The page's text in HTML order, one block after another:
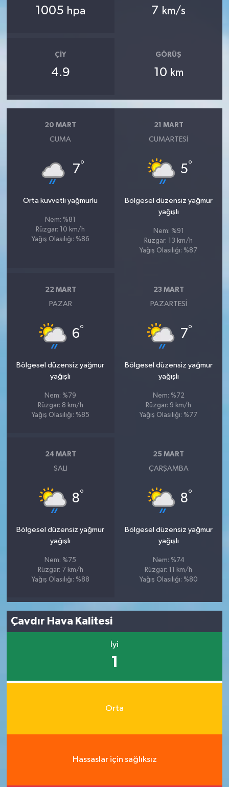
1005 hpa 7 km/s
ÇIY
4.9
GÖRÜŞ
10 km
20 MART
CUMA
7°
Orta kuvvetli yağmurlu
Nem: %81
Rüzgar: 10 km/h
Yağış Olasılığı: %86
21 MART
CUMARTESI
5°
Bölgesel düzensiz yağmur
yağışlı
Nem: %91
Rüzgar: 13 km/h
Yağış Olasılığı: %87
22 MART
PAZAR
6°
Bölgesel düzensiz yağmur
yağışlı
Nem: %79
Rüzgar: 8 km/h
Yağış Olasılığı: %85
23 MART
PAZARTESI
7°
Bölgesel düzensiz yağmur
yağışlı
Nem: %72
Rüzgar: 9 km/h
Yağış Olasılığı: %77
24 MART
SALI
8°
Bölgesel düzensiz yağmur
yağışlı
Nem: %75
Rüzgar: 7 km/h
Yağış Olasılığı: %88
25 MART
ÇARŞAMBA
8°
Bölgesel düzensiz yağmur
yağışlı
Nem: %74
Rüzgar: 11 km/h
Yağış Olasılığı: %80
Çavdır Hava Kalitesi
İyi
1
Orta
Hassaslar için sağlıksız